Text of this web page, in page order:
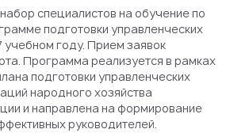
специалистов на обучение по
подготовки управленческих
году. Прием заявок
Программа реализуется в рамках
подготовки управленческих
народного хозяйства
и направлена на формирование
руководителей.